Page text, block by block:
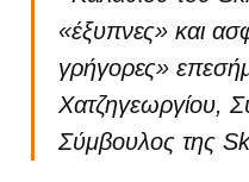
«έξυπνες» και
γρήγορες»
Χατζηγεωργίου,
Σύμβουλος της